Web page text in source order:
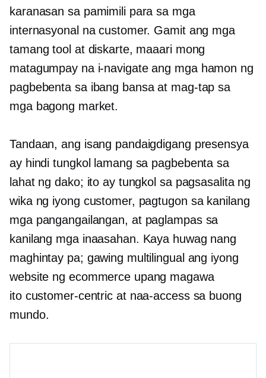
karanasan sa pamimili para sa mga
internasyonal na customer. Gamit ang mga
tamang tool at diskarte, maaari mong
matagumpay na i-navigate ang mga hamon ng
pagbebenta sa ibang bansa at mag-tap sa
mga bagong market.
Tandaan, ang isang pandaigdigang presensya
ay hindi tungkol lamang sa pagbebenta sa
lahat ng dako; ito ay tungkol sa pagsasalita ng
wika ng iyong customer, pagtugon sa kanilang
mga pangangailangan, at paglampas sa
kanilang mga inaasahan. Kaya huwag nang
maghintay pa; gawing multilingual ang iyong
website ng ecommerce upang magawa
ito customer-centric at naa-access sa buong
mundo.